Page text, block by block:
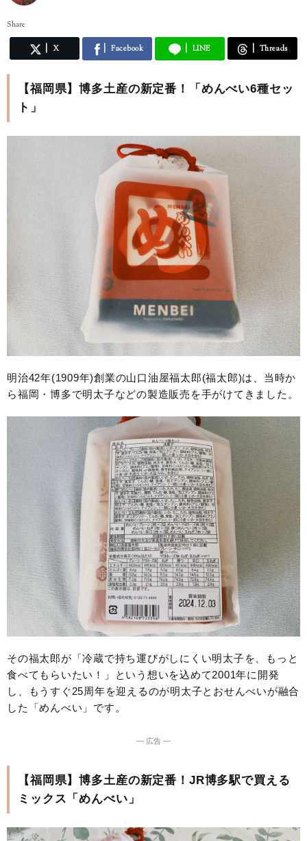
Share
X Facebook LINE Threads
【福岡県】博多土産の新定番！「めんべい6種セッ
ト」
明治42年(1909年)創業の山口油屋福太郎(福太郎)は、当時か
ら福岡・博多で明太子などの製造販売を手がけてきました。
その福太郎が「冷蔵で持ち運びがしにくい明太子を、もっと
食べてもらいたい！」という想いを込めて2001年に開発
し、もうすぐ25周年を迎えるのが明太子とおせんべいが融合
した「めんべい」です。
― 広告 ―
【福岡県】博多土産の新定番！JR博多駅で買える
ミックス「めんべい」